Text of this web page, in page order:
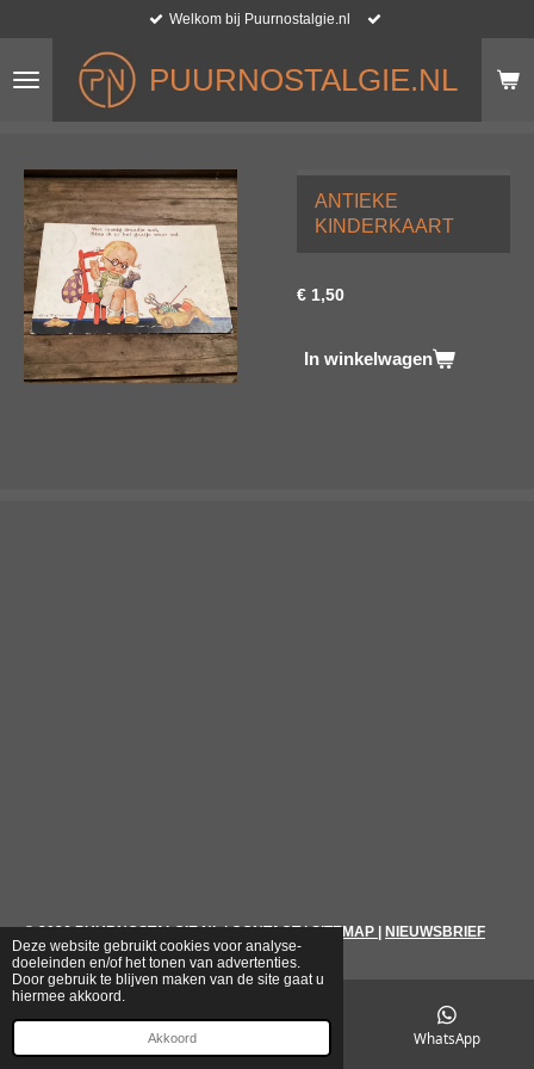
Deze website gebruikt cookies voor analyse-
doeleinden en/of het tonen van advertenties.
Door gebruik te blijven maken van de site gaat u
hiermee akkoord.
Akkoord
naar
hoofdinhoud
PUURNOSTALGIE.NL
Welkom bij Puurnostalgie.nl
ANTIEKE
KINDERKAART
€ 1,50
In winkelwagen
© 2026 PUURNOSTALGIE.NL|CONTACT|SITEMAP NIEUWSBRIEF
WhatsApp